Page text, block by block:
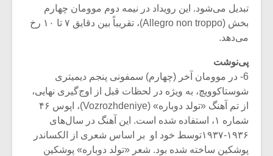
تبدیل می‌شود. این رویداد در نیمه دوم موومان چهارم
بخش (Allegro non troppo)، تقریباً بین دقایق ۷ تا ۱۰ رخ
می‌دهد.
پی‌نوشت
6- در موومان آخر (چهارم) سمفونی پنجم دیمیتری
شوستاکوویچ، به ویژه در لحظات قبل از اوج‌گیری نهایی،
از تم آهنگ «تولد دوباره» (Vozrozhdeniye)، اپوس ۴۶
شماره ۱، استفاده شده است. این آهنگ در سال‌های
۱۹۳۶-۱۹۳۷توسط خود او بر اساس شعری از الکساندر
پوشکین ساخته شده بود. شعر «تولد دوباره» پوشکین